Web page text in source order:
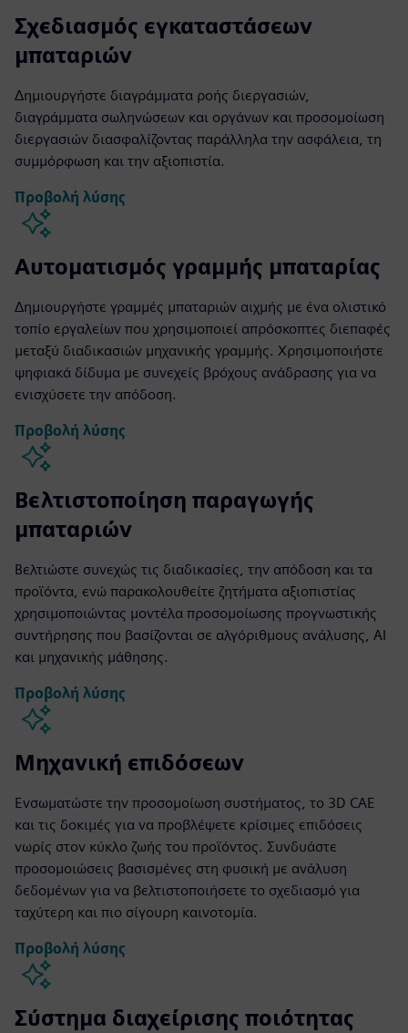
Σχεδιασμός εγκαταστάσεων
μπαταριών
Δημιουργήστε διαγράμματα ροής διεργασιών,
διαγράμματα σωληνώσεων και οργάνων και προσομοίωση
διεργασιών διασφαλίζοντας παράλληλα την ασφάλεια, τη
συμμόρφωση και την αξιοπιστία.
Προβολή λύσης
Αυτοματισμός γραμμής μπαταρίας
Δημιουργήστε γραμμές μπαταριών αιχμής με ένα ολιστικό
τοπίο εργαλείων που χρησιμοποιεί απρόσκοπτες διεπαφές
μεταξύ διαδικασιών μηχανικής γραμμής. Χρησιμοποιήστε
ψηφιακά δίδυμα με συνεχείς βρόχους ανάδρασης για να
ενισχύσετε την απόδοση.
Προβολή λύσης
Βελτιστοποίηση παραγωγής
μπαταριών
Βελτιώστε συνεχώς τις διαδικασίες, την απόδοση και τα
προϊόντα, ενώ παρακολουθείτε ζητήματα αξιοπιστίας
χρησιμοποιώντας μοντέλα προσομοίωσης προγνωστικής
συντήρησης που βασίζονται σε αλγόριθμους ανάλυσης, AI
και μηχανικής μάθησης.
Προβολή λύσης
Μηχανική επιδόσεων
Ενσωματώστε την προσομοίωση συστήματος, το 3D CAE
και τις δοκιμές για να προβλέψετε κρίσιμες επιδόσεις
νωρίς στον κύκλο ζωής του προϊόντος. Συνδυάστε
προσομοιώσεις βασισμένες στη φυσική με ανάλυση
δεδομένων για να βελτιστοποιήσετε το σχεδιασμό για
ταχύτερη και πιο σίγουρη καινοτομία.
Προβολή λύσης
Σύστημα διαχείρισης ποιότητας